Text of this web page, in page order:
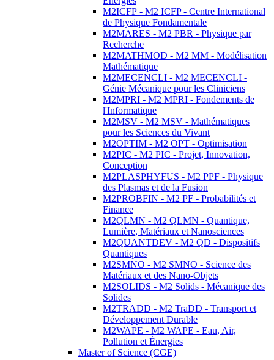
M2ICFP - M2 ICFP - Centre International
de Physique Fondamentale
M2MARES - M2 PBR - Physique par
Recherche
M2MATHMOD - M2 MM - Modélisation
Mathématique
M2MECENCLI - M2 MECENCLI -
Génie Mécanique pour les Cliniciens
M2MPRI - M2 MPRI - Fondements de
l'Informatique
M2MSV - M2 MSV - Mathématiques
pour les Sciences du Vivant
M2OPTIM - M2 OPT - Optimisation
M2PIC - M2 PIC - Projet, Innovation,
Conception
M2PLASPHYFUS - M2 PPF - Physique
des Plasmas et de la Fusion
M2PROBFIN - M2 PF - Probabilités et
Finance
M2QLMN - M2 QLMN - Quantique,
Lumière, Matériaux et Nanosciences
M2QUANTDEV - M2 QD - Dispositifs
Quantiques
M2SMNO - M2 SMNO - Science des
Matériaux et des Nano-Objets
M2SOLIDS - M2 Solids - Mécanique des
Solides
M2TRADD - M2 TraDD - Transport et
Développement Durable
M2WAPE - M2 WAPE - Eau, Air,
Pollution et Énergies
Master of Science (CGE)